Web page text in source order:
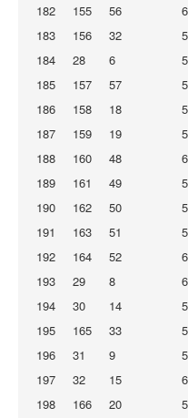
182
155 56
183
156 32
184
28 6
185
157 57
186
158 18
187
159 19
188
160 48
189
161 49
190
162 50
191
163 51
192
164 52
193
29 8
194
30 14
195
165 33
196
31 9
197
32 15
198
166 20